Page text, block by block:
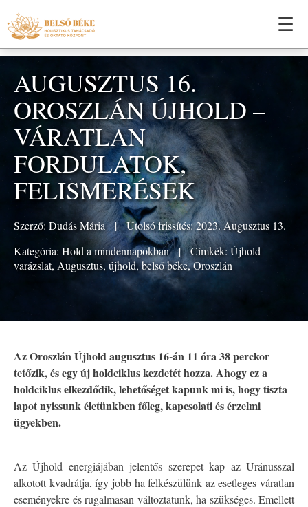
☰
AUGUSZTUS 16.
OROSZLÁN ÚJHOLD –
VÁRATLAN
FORDULATOK,
FELISMERÉSEK
Szerző: Dudás Mária | Utolsó frissítés: 2023. Augusztus 13.
Kategória: Hold a mindennapokban | Címkék: Újhold
varázslat, Augusztus, újhold,belső béke,Oroszlán
Az Oroszlán Újhold augusztus 16-án 11 óra 38 perckor
tetőzik, és egy új holdciklus kezdetét hozza. Ahogy ez a
holdciklus elkezdődik, lehetőséget kapunk mi is, hogy tiszta
lapot nyissunk életünkben főleg, kapcsolati és érzelmi
ügyekben.
Az Újhold energiájában jelentős szerepet kap az Uránusszal
alkotott kvadrátja, így jobb ha felkészülünk az esetleges váratlan
eseményekre és rugalmasan változtatunk, ha szükséges. Emellett